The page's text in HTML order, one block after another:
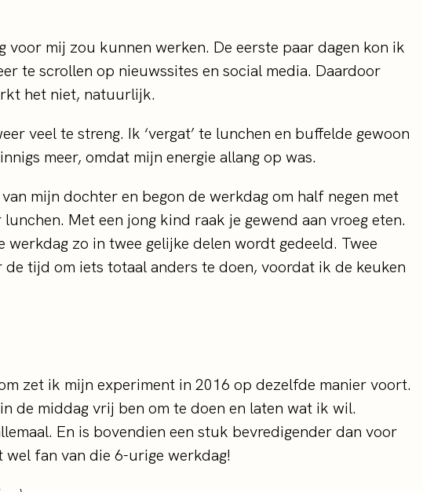
mij zou kunnen werken. De eerste paar dagen kon ik
te scrollen op nieuwssites en social media. Daardoor
het niet, natuurlijk.
veel te streng. Ik ‘vergat’ te lunchen en buffelde gewoon
meer, omdat mijn energie allang op was.
mijn dochter en begon de werkdag om half negen met
Met een jong kind raak je gewend aan vroeg eten.
zo in twee gelijke delen wordt gedeeld. Twee
tijd om iets totaal anders te doen, voordat ik de keuken
zet ik mijn experiment in 2016 op dezelfde manier voort.
de middag vrij ben om te doen en laten wat ik wil.
En is bovendien een stuk bevredigender dan voor
fan van die 6-urige werkdag!